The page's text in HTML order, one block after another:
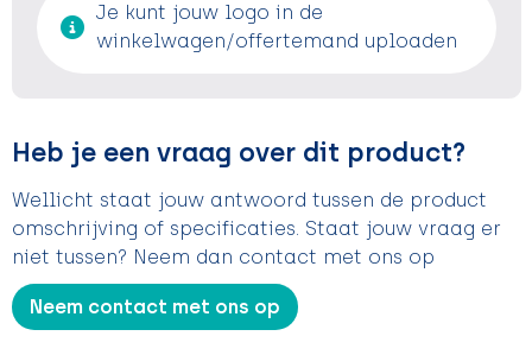
Je kunt jouw logo in de
winkelwagen/offertemand uploaden
Heb je een vraag over dit product?
Wellicht staat jouw antwoord tussen de product
omschrijving of specificaties. Staat jouw vraag er
niet tussen? Neem dan contact met ons op
Neem contact met ons op